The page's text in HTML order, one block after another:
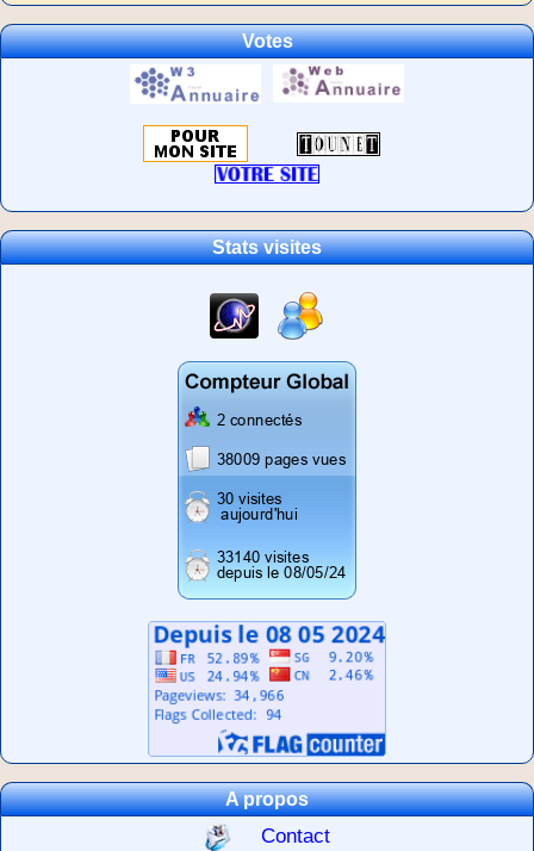
Votes
Stats visites
A propos
Contact